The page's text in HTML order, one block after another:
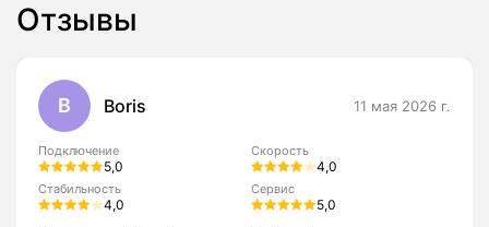
Отзывы
B Boris 11 мая 2026 г.
Подключение
5,0
Скорость
4,0
Стабильность
4,0
Сервис
5,0